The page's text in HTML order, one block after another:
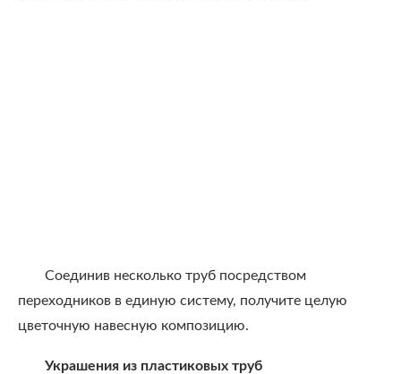
Соединив несколько труб посредством
переходников в единую систему, получите целую
цветочную навесную композицию.
Украшения из пластиковых труб